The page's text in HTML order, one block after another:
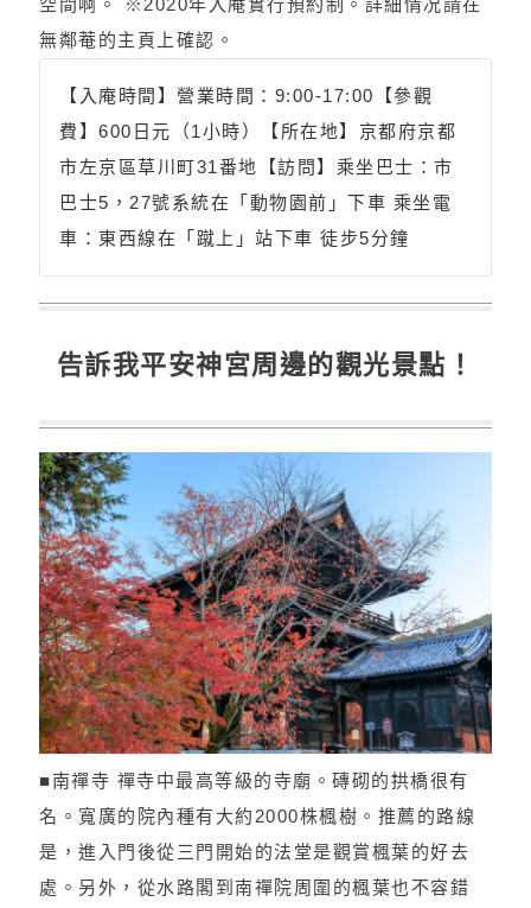
無鄰菴的主頁上確認。
【入庵時間】營業時間：9:00-17:00【參觀
費】600日元（1小時）【所在地】京都府京都
市左京區草川町31番地【訪問】乘坐巴士：市
巴士5，27號系統在「動物園前」下車 乘坐電
車：東西線在「蹴上」站下車 徒步5分鐘
告訴我平安神宮周邊的觀光景點！
■南禪寺 禪寺中最高等級的寺廟。磚砌的拱橋很有
名。寬廣的院內種有大約2000株楓樹。推薦的路線
是，進入門後從三門開始的法堂是觀賞楓葉的好去
處。另外，從水路閣到南禪院周圍的楓葉也不容錯